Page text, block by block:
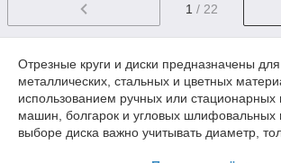
1 / 22
Отрезные круги и диски предназначены для
металлических, стальных и цветных
использованием ручных или
машин, болгарок и угловых
выборе диска важно учитывать диаметр,